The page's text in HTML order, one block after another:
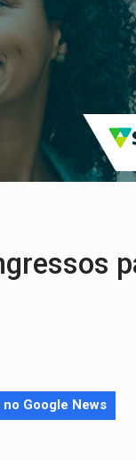
carreta na BR
em boca de fumo
a PCD's
Google News